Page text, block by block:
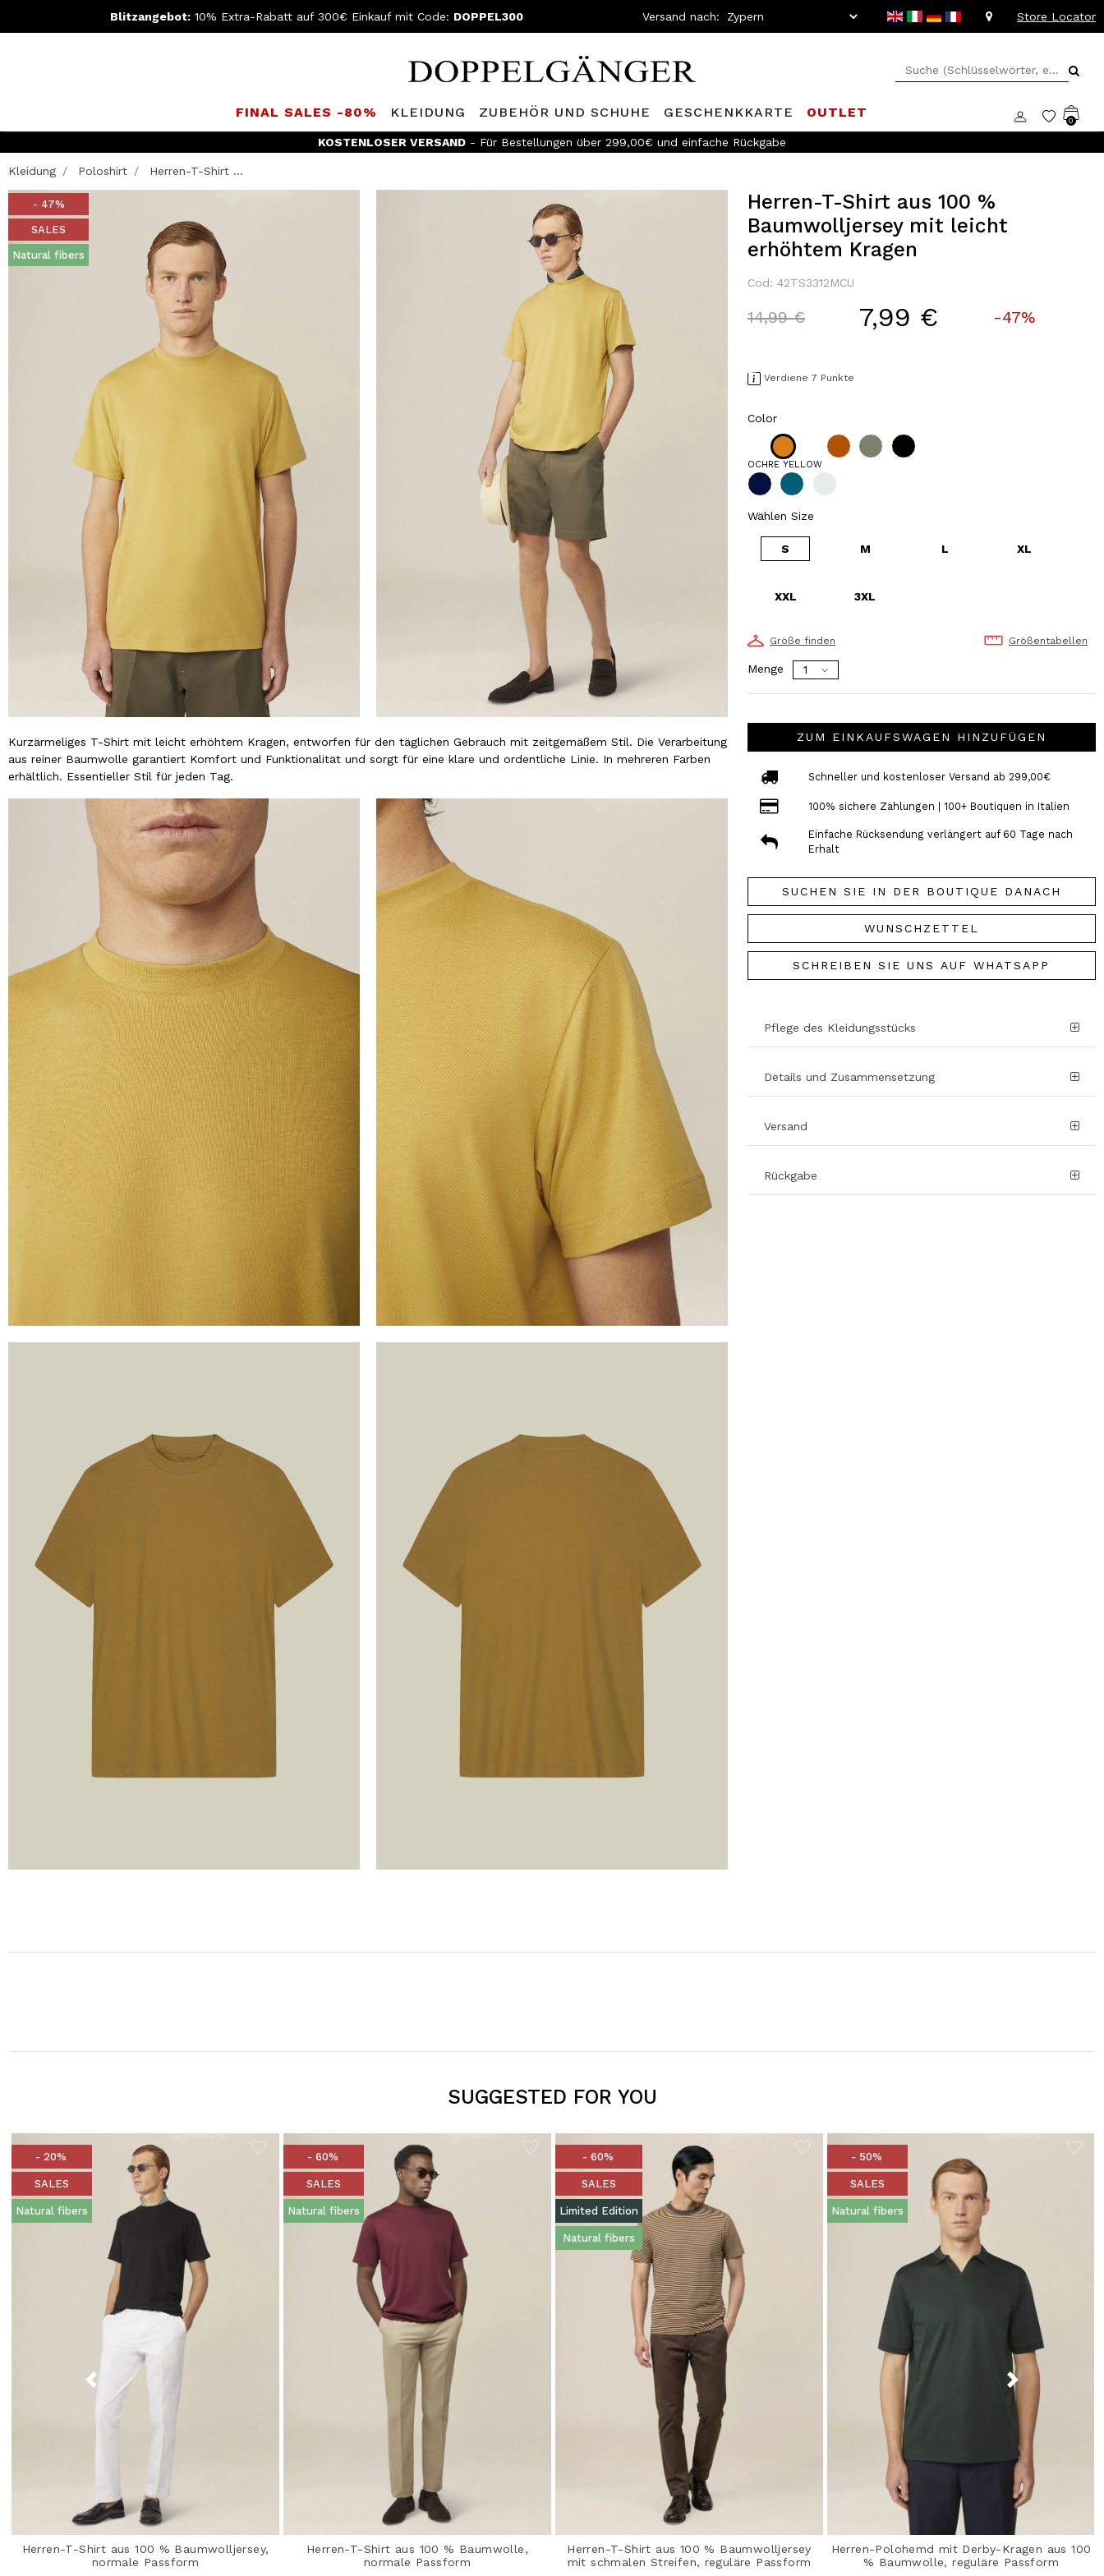
Blitzangebot: 10% Extra-Rabatt auf 300€ Einkauf mit Code: DOPPEL300 Versand nach: Store Locator
FINAL SALES -80% KLEIDUNG ZUBEHÖR UND SCHUHE GESCHENKKARTE OUTLET
0
KOSTENLOSER VERSAND - Für Bestellungen über 299,00€ und einfache Rückgabe
Kleidung Poloshirt Herren-T-Shirt ...
- 47%
SALES
Natural fibers
Kurzärmeliges T-Shirt mit leicht erhöhtem Kragen, entworfen für den täglichen Gebrauch mit zeitgemäßem Stil. Die Verarbeitung
aus reiner Baumwolle garantiert Komfort und Funktionalität und sorgt für eine klare und ordentliche Linie. In mehreren Farben
erhältlich. Essentieller Stil für jeden Tag.
Herren-T-Shirt aus 100 %
Baumwolljersey mit leicht
erhöhtem Kragen
Cod: 42TS3312MCU
Price reduced from
14,99 €to 7,99 € -47%
Verdiene 7 Punkte
Color
OCHRE YELLOW
Wählen Size
S M L XL
XXL 3XL
Größe finden Größentabellen
Menge
ZUM EINKAUFSWAGEN HINZUFÜGEN
Schneller und kostenloser Versand ab 299,00€
100% sichere Zahlungen | 100+ Boutiquen in Italien
Einfache Rücksendung verlängert auf 60 Tage nach
Erhalt
SUCHEN SIE IN DER BOUTIQUE DANACH
WUNSCHZETTEL
SCHREIBEN SIE UNS AUF WHATSAPP
Pflege des Kleidungsstücks
Details und Zusammensetzung
Versand
Rückgabe
SUGGESTED FOR YOU
- 20%
SALES
Natural fibers
Herren-T-Shirt aus 100 % Baumwolljersey,
normale Passform
- 60%
SALES
Natural fibers
Herren-T-Shirt aus 100 % Baumwolle,
normale Passform
- 60%
SALES
Limited Edition
Natural fibers
Herren-T-Shirt aus 100 % Baumwolljersey
mit schmalen Streifen, reguläre Passform
- 50%
SALES
Natural fibers
Herren-Polohemd mit Derby-Kragen aus 100
% Baumwolle, reguläre Passform